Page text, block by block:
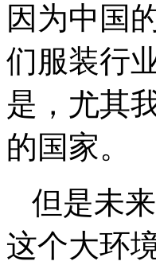
因为中国
们服装行
是，尤其
的国家。
但是未
这个大环